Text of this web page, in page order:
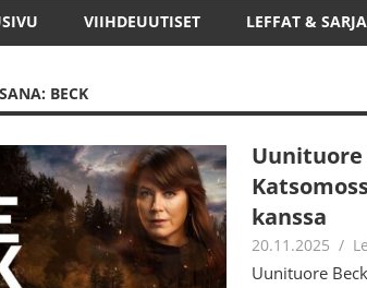
VIIHDEUUTISET LEFFAT &
BECK
Uunituore
kanssa
20.11.2025
Uunituore